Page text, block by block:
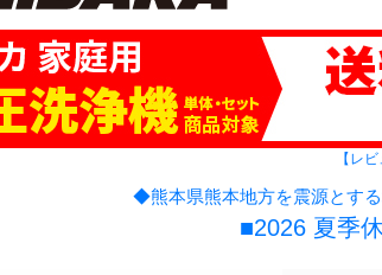
【レ
◆熊本県熊本地方を震源とす
■2026 夏季